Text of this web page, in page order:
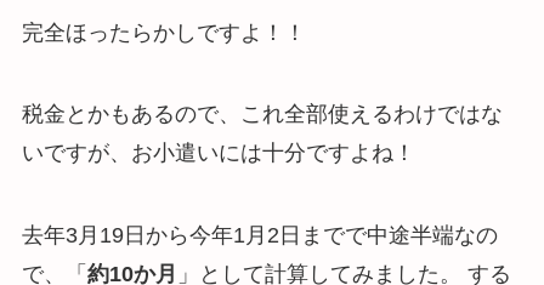
完全ほったらかしですよ！！
税金とかもあるので、これ全部使えるわけではな
いですが、お小遣いには十分ですよね！
去年3月19日から今年1月2日までで中途半端なの
で、「 約10か月 」として計算してみました。 する